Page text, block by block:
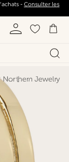
-Consulter les